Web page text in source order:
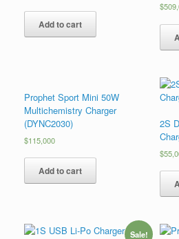
Add to cart
$
Prophet Sport Mini 50W
Multichemistry Charger
(DYNC2030)
$115,000
Add to cart
2S
$
Sale!